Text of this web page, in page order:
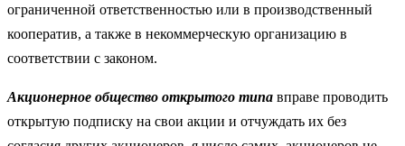
ограниченной ответственностью или в производственный
кооператив, а также в некоммерческую организацию в
соответствии с законом.
Акционерное общество открытого типа вправе проводить
открытую подписку на свои акции и отчуждать их без